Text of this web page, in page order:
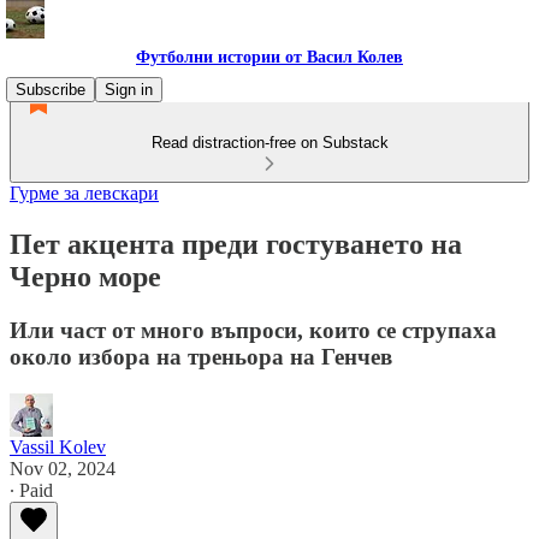
Футболни истории от Васил Колев
Subscribe
Sign in
Read distraction-free on Substack
Гурме за левскари
Пет акцента преди гостуването на
Черно море
Или част от много въпроси, които се струпаха
около избора на треньора на Генчев
Vassil Kolev
Nov 02, 2024
∙ Paid